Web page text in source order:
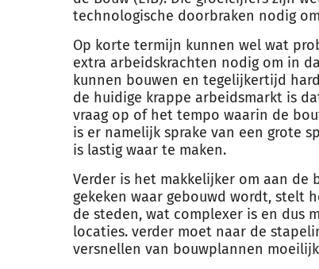
technologische doorbraken nodig
Op korte termijn kunnen wel wat
extra arbeidskrachten nodig om in
kunnen bouwen en tegelijkertijd
de huidige krappe arbeidsmarkt is
vraag op of het tempo waarin de
is er namelijk sprake van een grote
is lastig waar te maken.
Verder is het makkelijker om aan de
gekeken waar gebouwd wordt, stelt
de steden, wat complexer is en dus
locaties. verder moet naar de
versnellen van bouwplannen